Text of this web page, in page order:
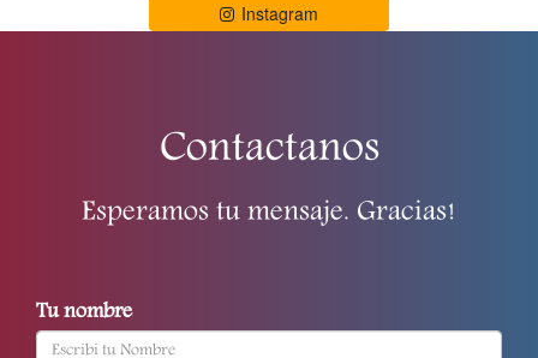
Instagram
Contactanos
Esperamos tu mensaje. Gracias!
Tu nombre